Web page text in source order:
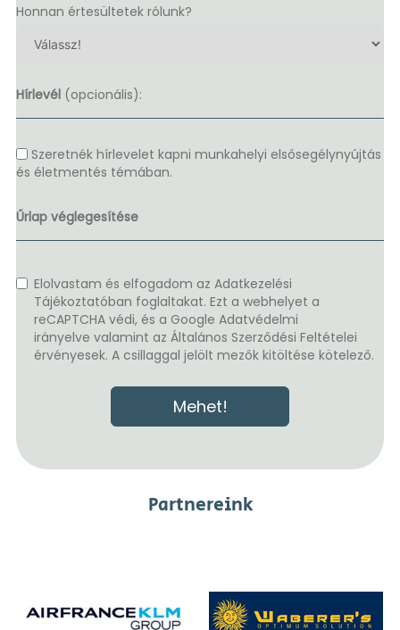
Honnan értesültetek rólunk?
Hírlevél (opcionális):
Szeretnék hírlevelet kapni munkahelyi elsősegélynyújtás
és életmentés témában.
Űrlap véglegesítése
Elolvastam és elfogadom az Adatkezelési
Tájékoztatóban foglaltakat. Ezt a webhelyet a
reCAPTCHA védi, és a Google Adatvédelmi
irányelve valamint az Általános Szerződési Feltételei
érvényesek. A csillaggal jelölt mezők kitöltése kötelező.
Mehet!
Partnereink